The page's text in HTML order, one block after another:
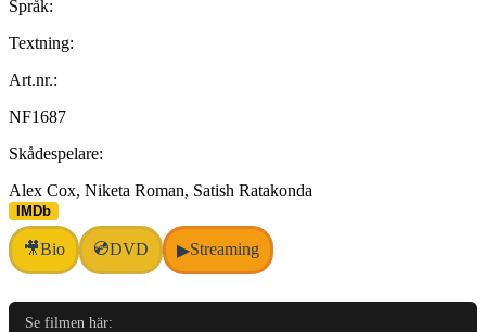
Språk:
Textning:
Art.nr.:
NF1687
Skådespelare:
Alex Cox, Niketa Roman, Satish Ratakonda
IMDb
🎥Bio 💿DVD ▶Streaming
Se filmen här: